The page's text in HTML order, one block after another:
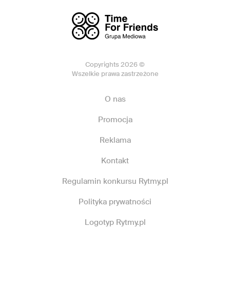
Copyrights 2026 ©
Wszelkie prawa zastrzeżone
O nas
Promocja
Reklama
Kontakt
Regulamin konkursu Rytmy.pl
Polityka prywatności
Logotyp Rytmy.pl